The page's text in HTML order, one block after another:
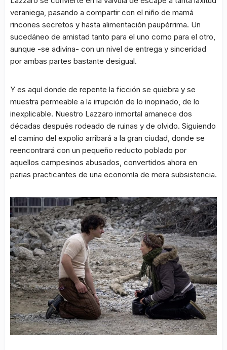
veraniega, pasando a compartir con el niño de mamá
rincones secretos y hasta alimentación paupérrima. Un
sucedáneo de amistad tanto para el uno como para el otro,
aunque -se adivina- con un nivel de entrega y sinceridad
por ambas partes bastante desigual.
Y es aquí donde de repente la ficción se quiebra y se
muestra permeable a la irrupción de lo inopinado, de lo
inexplicable. Nuestro Lazzaro inmortal amanece dos
décadas después rodeado de ruinas y de olvido. Siguiendo
el camino del expolio arribará a la gran ciudad, donde se
reencontrará con un pequeño reducto poblado por
aquellos campesinos abusados, convertidos ahora en
parias practicantes de una economía de mera subsistencia.